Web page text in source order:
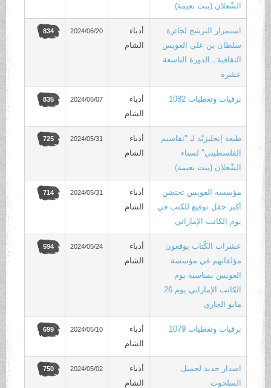
الشّعلان (بنت نعيمة)
استمرار الترشح لجائزة
سلطان بن علي العويس
الثقافية ـ الدورة التاسعة
عشرة
أدباء
الشام
2024/06/20
834
برقيات وتغطيات 1082
أدباء
الشام
2024/06/07
835
طبعة إنجليزيّة لـ "تقاسيم
الفلسطيني" لسناء
الشّعلان (بنت نعيمة)
أدباء
الشام
2024/05/31
725
مؤسسة العويس تحتضن
أكبر حفل توقيع للكتب في
يوم الكاتب الإماراتي
أدباء
الشام
2024/05/31
714
عشرات الكُتاب يوقعون
مؤلفاتهم في مؤسسة
العويس بمناسبة يوم
الكاتب الإماراتي يوم 26
مايو الجاري
أدباء
الشام
2024/05/24
594
برقيات وتغطيات 1079
أدباء
الشام
2024/05/10
699
اصدار جديد لجميل
السلحوت
أدباء
الشام
2024/05/02
750